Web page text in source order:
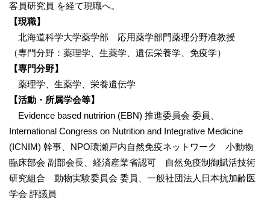
客員研究員 を経て現職へ。
【現職】
北海道科学大学薬学部 応用薬学部門薬理分野准教授
（専門分野：薬理学、生薬学、遺伝栄養学、免疫学）
【専門分野】
薬理学、生薬学、栄養遺伝学
【活動・所属学会等】
Evidence based nutririon (EBN) 推進委員会 委員、
International Congress on Nutrition and Integrative Medicine
(ICNIM) 幹事、NPO環瀬戸内自然免疫ネットワーク 小動物
臨床部会 副部会長、経済産業省認可 自然免疫制御賦活技術
研究組合 動物実験委員会 委員、一般社団法人日本抗加齢医
学会 評議員